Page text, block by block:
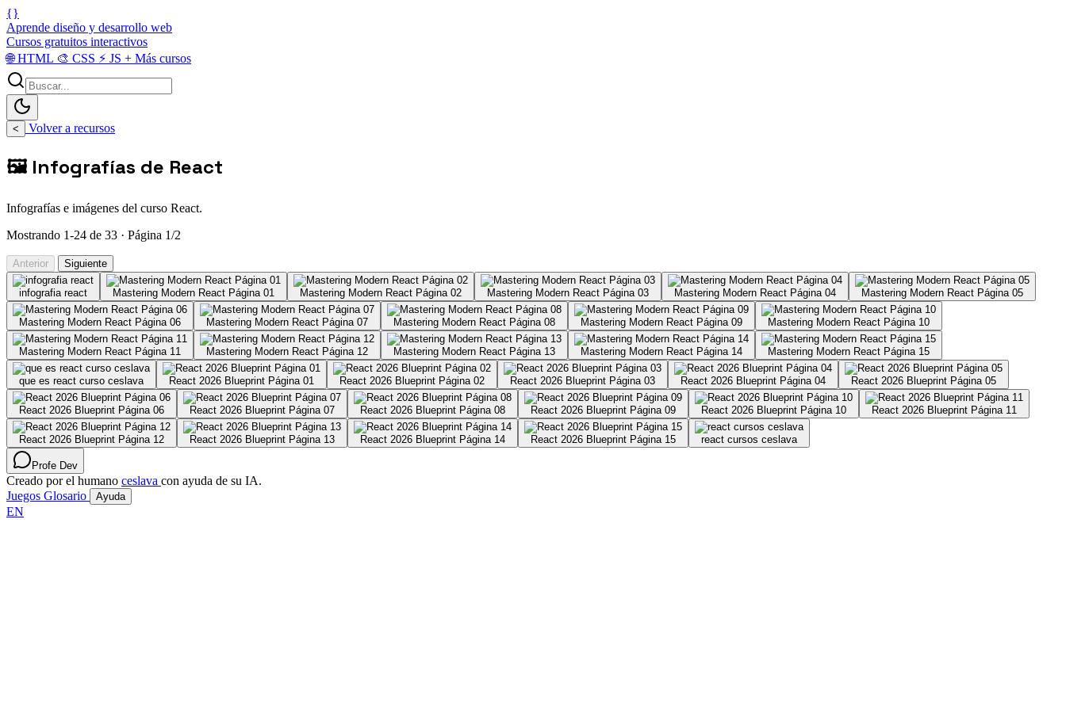
{}
Aprende diseño y desarrollo web
Cursos gratuitos interactivos
🌐HTML 🎨 CSS ⚡ JS + Más cursos
< Volver a recursos
🖼️ Infografías de React
Infografías e imágenes del curso React.
Mostrando 1-24 de 33 · Página 1/2
Anterior Siguiente
infografia react Mastering Modern React Página 01 Mastering Modern React Página 02 Mastering Modern React Página 03 Mastering Modern React Página 04 Mastering Modern React Página 05
Mastering Modern React Página 06 Mastering Modern React Página 07 Mastering Modern React Página 08 Mastering Modern React Página 09 Mastering Modern React Página 10
Mastering Modern React Página 11 Mastering Modern React Página 12 Mastering Modern React Página 13 Mastering Modern React Página 14 Mastering Modern React Página 15
que es react curso ceslava React 2026 Blueprint Página 01 React 2026 Blueprint Página 02 React 2026 Blueprint Página 03 React 2026 Blueprint Página 04 React 2026 Blueprint Página 05
React 2026 Blueprint Página 06 React 2026 Blueprint Página 07 React 2026 Blueprint Página 08 React 2026 Blueprint Página 09 React 2026 Blueprint Página 10 React 2026 Blueprint Página 11
React 2026 Blueprint Página 12 React 2026 Blueprint Página 13 React 2026 Blueprint Página 14 React 2026 Blueprint Página 15 react cursos ceslava
Profe Dev
Creado por el humano ceslava con ayuda de su IA.
Juegos Glosario Ayuda
EN